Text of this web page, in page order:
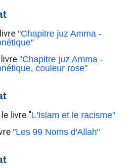
"Chapitre juz Amma -
"Chapitre juz Amma -
couleur rose"
livre "L'Islam et le racisme"
"Les 99 Noms d'Allah"